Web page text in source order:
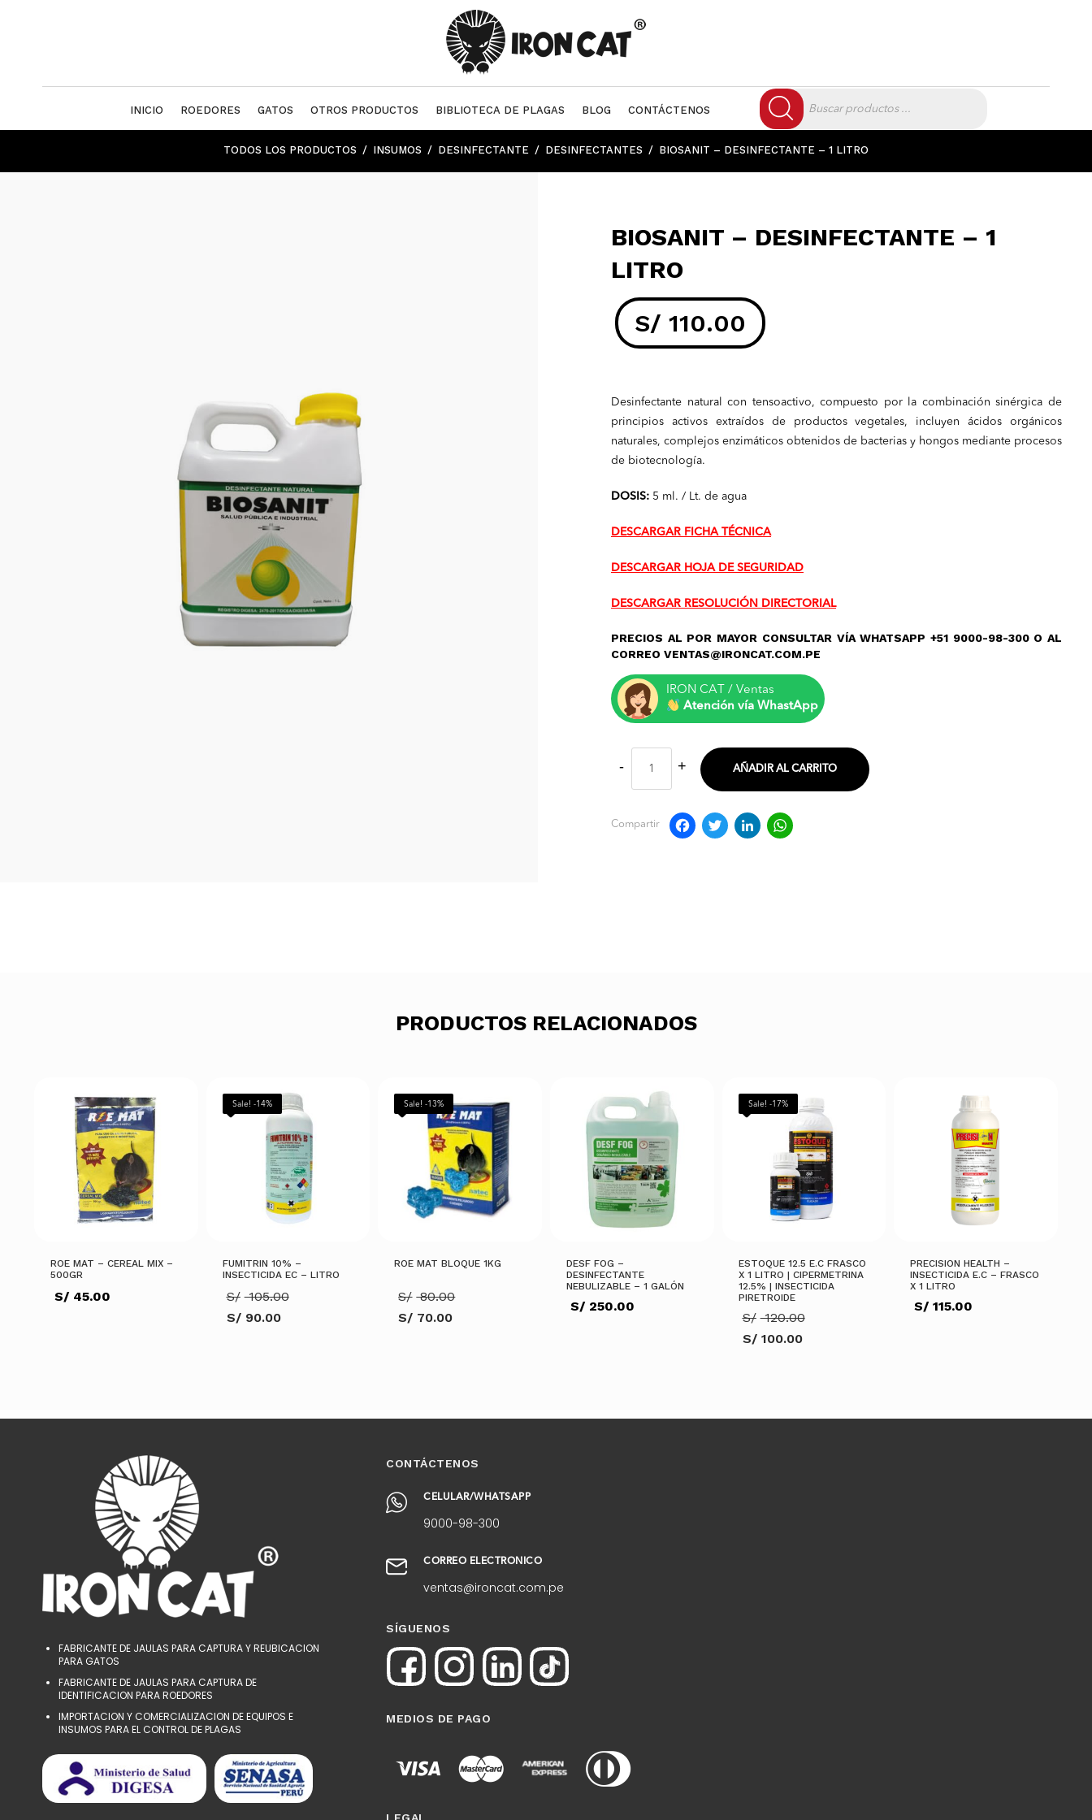
INICIO ROEDORES GATOS OTROS PRODUCTOS BIBLIOTECA DE PLAGAS BLOG CONTÁCTENOS
Búsqueda
de
productos
TODOS LOS PRODUCTOS INSUMOS DESINFECTANTE DESINFECTANTES BIOSANIT – DESINFECTANTE – 1 LITRO
BIOSANIT – DESINFECTANTE – 1
LITRO
S/ 110.00
Desinfectante natural con tensoactivo, compuesto por la combinación sinérgica de
principios activos extraídos de productos vegetales, incluyen ácidos orgánicos
naturales, complejos enzimáticos obtenidos de bacterias y hongos mediante procesos
de biotecnología.
DOSIS: 5 ml. / Lt. de agua
DESCARGAR FICHA TÉCNICA
DESCARGAR HOJA DE SEGURIDAD
DESCARGAR RESOLUCIÓN DIRECTORIAL
PRECIOS AL POR MAYOR CONSULTAR VÍA WHATSAPP +51 9000-98-300 O AL
CORREO VENTAS@IRONCAT.COM.PE
IRON CAT / Ventas
Atención vía WhastApp
AÑADIR AL CARRITO
Compartir Facebook
TwitterLinkedIn
PRODUCTOS RELACIONADOS
ROE MAT – CEREAL MIX –
500GR
S/ 45.00
Sale! -14%
FUMITRIN 10% –
INSECTICIDA EC – LITRO
S/ 105.00
S/90.00
Sale! -13%
ROE MAT BLOQUE 1KG
S/ 80.00
S/ 70.00
DESF FOG –
DESINFECTANTE
NEBULIZABLE – 1 GALÓN
S/250.00
Sale! -17%
ESTOQUE 12.5 E.C FRASCO
X 1 LITRO | CIPERMETRINA
12.5% | INSECTICIDA
PIRETROIDE
S/ 120.00
S/100.00
PRECISION HEALTH –
INSECTICIDA E.C – FRASCO
X 1 LITRO
S/ 115.00
FABRICANTE DE JAULAS PARA CAPTURA Y REUBICACION
PARA GATOS
FABRICANTE DE JAULAS PARA CAPTURA DE
IDENTIFICACION PARA ROEDORES
IMPORTACION Y COMERCIALIZACION DE EQUIPOS E
INSUMOS PARA EL CONTROL DE PLAGAS
CONTÁCTENOS
CELULAR/WHATSAPP
9000-98-300
CORREO ELECTRÓNICO
ventas@ironcat.com.pe
SÍGUENOS
MEDIOS DE PAGO